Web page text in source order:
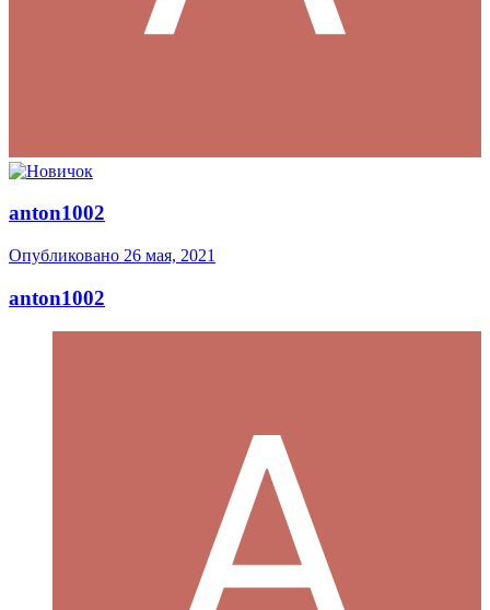
anton1002
Опубликовано 26 мая, 2021
anton1002